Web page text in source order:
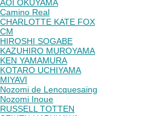
AOI OKUYAMA
Camino Real
CHARLOTTE KATE FOX
CM
HIROSHI SOGABE
KAZUHIRO MUROYAMA
KEN YAMAMURA
KOTARO UCHIYAMA
MIYAVI
Nozomi de Lencquesaing
Nozomi Inoue
RUSSELL TOTTEN